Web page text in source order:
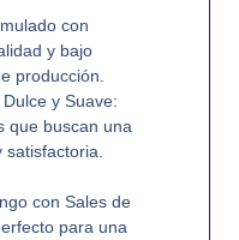
con
y bajo
producción.
y Suave:
que buscan una
con Sales de
para una